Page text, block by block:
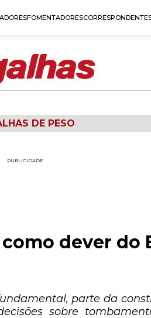
FOMENTADORES
DE PESO
PUBLICIDADE
dever do
parte da
sobre